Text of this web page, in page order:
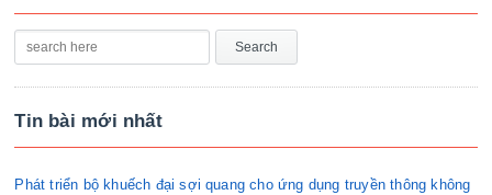
Tin bài mới nhất
Phát triển bộ khuếch đại sợi quang cho ứng dụng truyền thông không